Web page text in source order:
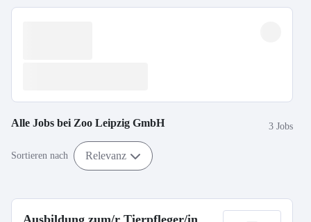
Alle Jobs bei Zoo Leipzig GmbH 3 Jobs
Sortieren nach Relevanz
Ausbildung zum/r Tierpfleger/in